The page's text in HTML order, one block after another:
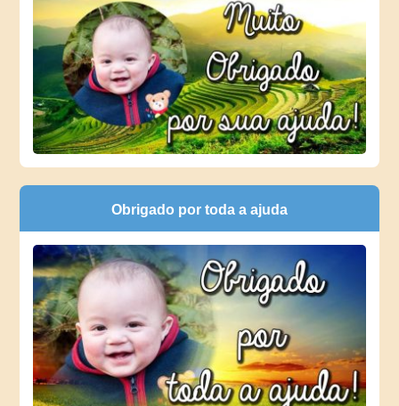
Obrigado por toda a ajuda